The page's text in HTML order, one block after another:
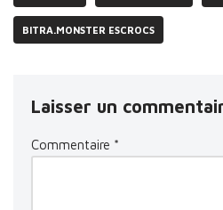
BITRA.MONSTER ESCROCS
Laisser un
Commentaire *